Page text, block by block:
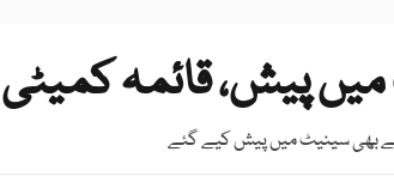
پیش، قائمہ